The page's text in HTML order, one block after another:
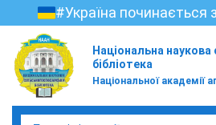
#Україна починається
Національна
бібліотека
Національної академії